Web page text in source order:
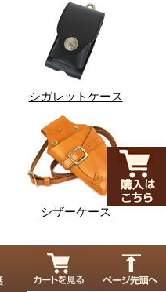
シガレットケース
シザーケース